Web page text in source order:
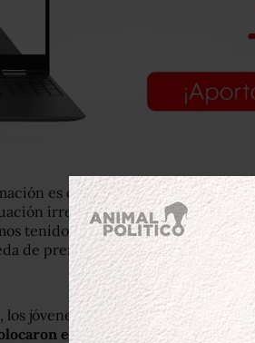
es dolorosa para las familias de
irreparable. Nuestro apoyo
tenido contacto directo desde
de prensa el titular de la Fiscalía de
los jóvenesacudieron a una casa,
en un lugar de grave